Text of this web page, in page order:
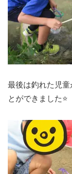
最後は釣れた児
とができました⭐